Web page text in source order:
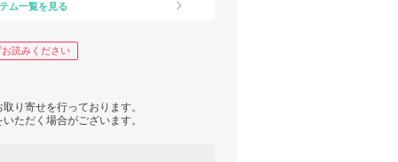
ム一覧を見る
読みください
り寄せを行っております。
ただく場合がございます。